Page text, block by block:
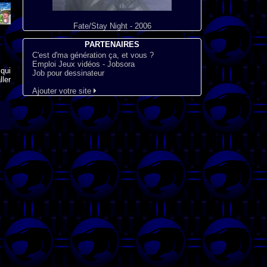
Fate/Stay Night - 2006
PARTENAIRES
C'est d'ma génération ça, et vous ?
Emploi Jeux vidéos - Jobsora
Job pour dessinateur
Ajouter votre site